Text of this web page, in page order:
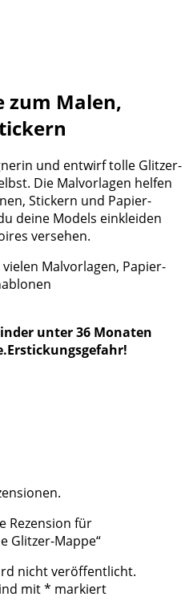
zum Malen,
und entwirf tolle Glitzer-
Die Malvorlagen helfen
Stickern und Papier-
deine Models einkleiden
versehen.
Malvorlagen, Papier-
unter 36 Monaten
Rezension für
Glitzer-Mappe“
nicht veröffentlicht.
mit* markiert